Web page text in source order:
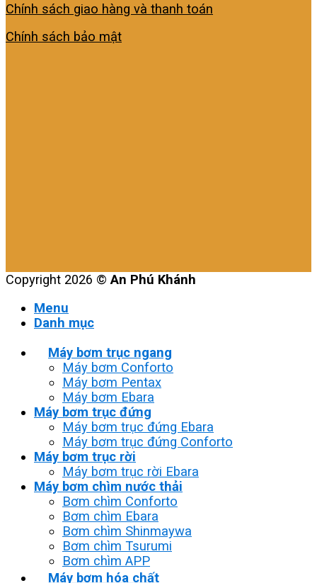
Chính sách giao hàng và thanh toán
Chính sách bảo mật
Copyright 2026 ©An Phú Khánh
Menu
Danh mục
Máy bơm trục ngang
Máy bơm Conforto
Máy bơm Pentax
Máy bơm Ebara
Máy bơm trục đứng
Máy bơm trục đứng Ebara
Máy bơm trục đứng Conforto
Máy bơm trục rời
Máy bơm trục rời Ebara
Máy bơm chìm nước thải
Bơm chìm Conforto
Bơm chìm Ebara
Bơm chìm Shinmaywa
Bơm chìm Tsurumi
Bơm chìm APP
Máy bơm hóa chất